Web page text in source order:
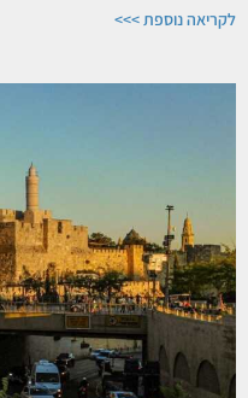
לקריאה נוספת >>>